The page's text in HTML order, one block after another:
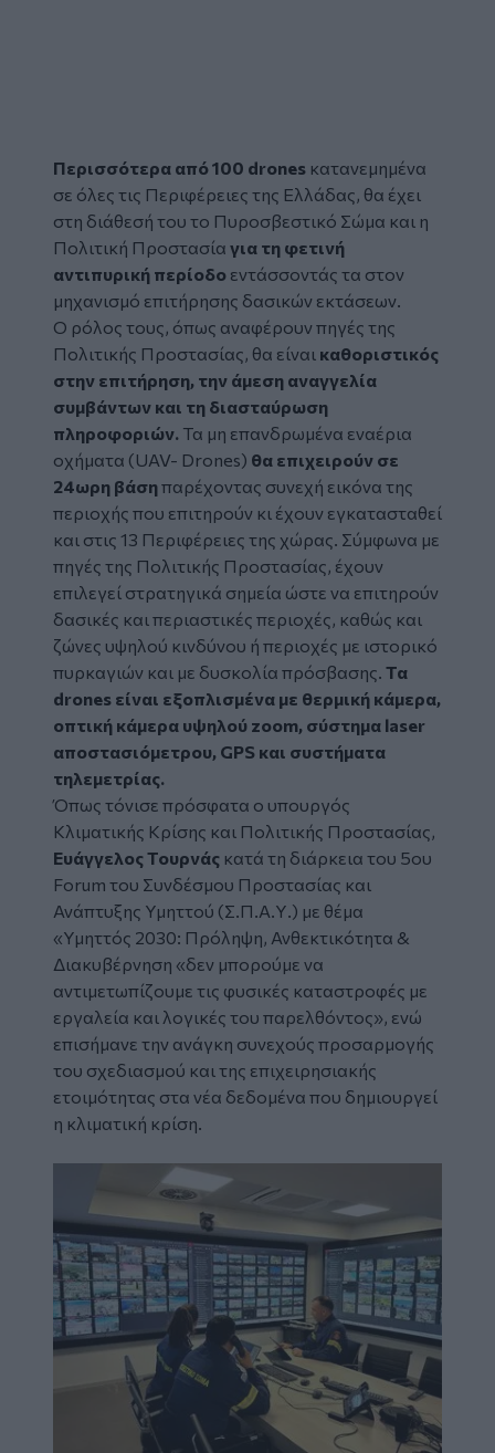
Περισσότερα από 100 drones κατανεμημένα
σε όλες τις Περιφέρειες της Ελλάδας, θα έχει
στη διάθεσή του το Πυροσβεστικό Σώμα και η
Πολιτική Προστασία για τη φετινή
αντιπυρική περίοδο εντάσσοντάς τα στον
μηχανισμό επιτήρησης δασικών εκτάσεων.
Ο ρόλος τους, όπως αναφέρουν πηγές της
Πολιτικής Προστασίας, θα είναι καθοριστικός
στην επιτήρηση, την άμεση αναγγελία
συμβάντων και τη διασταύρωση
πληροφοριών. Τα μη επανδρωμένα εναέρια
οχήματα (UAV- Drones) θα επιχειρούν σε
24ωρη βάσηπαρέχοντας συνεχή εικόνα της
περιοχής που επιτηρούν κι έχουν εγκατασταθεί
και στις 13 Περιφέρειες της χώρας. Σύμφωνα με
πηγές της Πολιτικής Προστασίας, έχουν
επιλεγεί στρατηγικά σημεία ώστε να επιτηρούν
δασικές και περιαστικές περιοχές, καθώς και
ζώνες υψηλού κινδύνου ή περιοχές με ιστορικό
πυρκαγιών και με δυσκολία πρόσβασης. Τα
drones είναι εξοπλισμένα με θερμική κάμερα,
οπτική κάμερα υψηλού zoom, σύστημα laser
αποστασιόμετρου, GPS και συστήματα
τηλεμετρίας.
Όπως τόνισε πρόσφατα ο υπουργός
Κλιματικής Κρίσης και Πολιτικής Προστασίας,
Ευάγγελος Τουρνάς κατά τη διάρκεια του 5ου
Forum του Συνδέσμου Προστασίας και
Ανάπτυξης Υμηττού (Σ.Π.Α.Υ.) με θέμα
«Υμηττός 2030: Πρόληψη, Ανθεκτικότητα &
Διακυβέρνηση «δεν μπορούμε να
αντιμετωπίζουμε τις φυσικές καταστροφές με
εργαλεία και λογικές του παρελθόντος», ενώ
επισήμανε την ανάγκη συνεχούς προσαρμογής
του σχεδιασμού και της επιχειρησιακής
ετοιμότητας στα νέα δεδομένα που δημιουργεί
η κλιματική κρίση.